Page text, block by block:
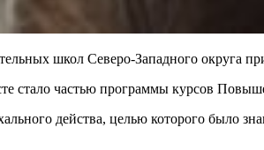
школ Северо-Западного
стало частью программы курсов
действа, целью которого было